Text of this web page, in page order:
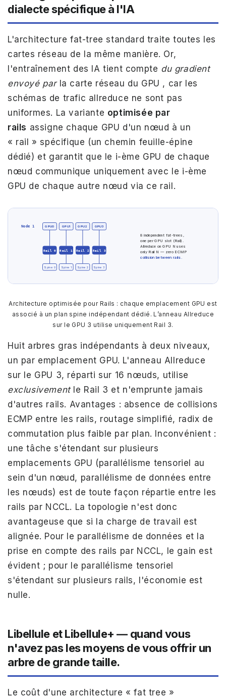
dialecte spécifique à l'IA
L'architecture fat-tree standard traite toutes les
cartes réseau de la même manière. Or,
l'entraînement des IA tient compte du gradient
envoyé parla carte réseau du GPU , car les
schémas de trafic allreduce ne sont pas
uniformes. La variante optimisée par
rails assigne chaque GPU d'un nœud à un
« rail » spécifique (un chemin feuille-épine
dédié) et garantit que le i-ème GPU de chaque
nœud communique uniquement avec le i-ème
GPU de chaque autre nœud via ce rail.
Node 1 GPU0 GPU1 GPU2 GPU3
Rail 0 Rail 1 Rail 2 Rail 3
Spine 0 Spine 1 Spine 2 Spine 3
8 independent fat-trees,
one per GPU slot (Rail).
Allreduce on GPU N uses
only Rail N — zero ECMP
collision between rails.
Architecture optimisée pour Rails : chaque emplacement GPU est
associé à un plan spine indépendant dédié. L’anneau Allreduce
sur le GPU 3 utilise uniquement Rail 3.
Huit arbres gras indépendants à deux niveaux,
un par emplacement GPU. L'anneau Allreduce
sur le GPU 3, réparti sur 16 nœuds, utilise
exclusivementle Rail 3 et n'emprunte jamais
d'autres rails. Avantages : absence de collisions
ECMP entre les rails, routage simplifié, radix de
commutation plus faible par plan. Inconvénient :
une tâche s'étendant sur plusieurs
emplacements GPU (parallélisme tensoriel au
sein d'un nœud, parallélisme de données entre
les nœuds) est de toute façon répartie entre les
rails par NCCL. La topologie n'est donc
avantageuse que si la charge de travail est
alignée. Pour le parallélisme de données et la
prise en compte des rails par NCCL, le gain est
évident ; pour le parallélisme tensoriel
s'étendant sur plusieurs rails, l'économie est
nulle.
Libellule et Libellule+ — quand vous
n'avez pas les moyens de vous offrir un
arbre de grande taille.
Le coût d'une architecture « fat tree »